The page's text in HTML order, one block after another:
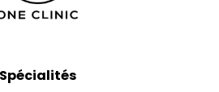
Spécialités